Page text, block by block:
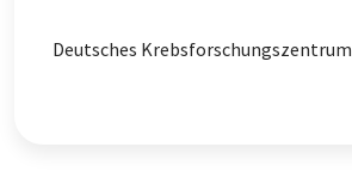
Deutsches Krebsforschungszentrum